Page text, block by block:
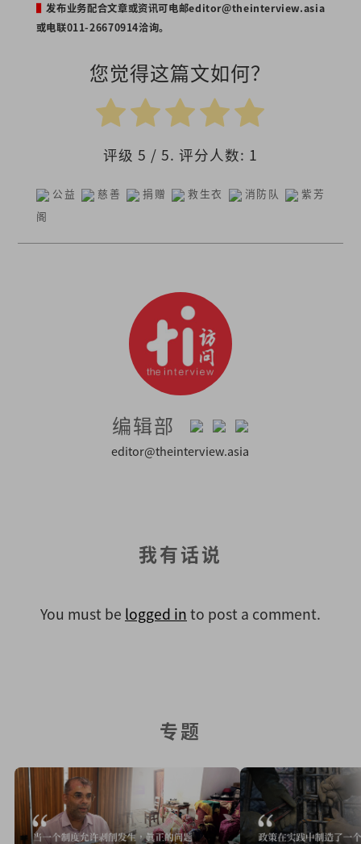
▌发布业务配合文章或资讯可电邮editor@theinterview.asia
或电联011-26670914洽询。
您觉得这篇文如何？
评级 5 / 5. 评分人数: 1
公益 慈善 捐赠 救生衣 消防队
紫芳
阁
编辑部
editor@theinterview.asia
我有话说
You must be logged in to post a comment.
专题